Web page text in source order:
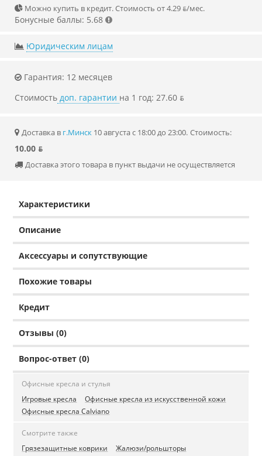
Можно купить в кредит. Стоимость от 4.29 ƃ/мec.
Бонусные баллы: 5.68
Юридическим лицам
Гарантия: 12 месяцев
Стоимость доп. гарантии на 1 год: 27.60 ƃ
Доставка в г.Минск 10 августа с 18:00 до 23:00. Стоимость:
10.00 ƃ
Доставка этого товара в пункт выдачи не осуществляется
Характеристики
Описание
Аксессуары и сопутствующие
Похожие товары
Кредит
Отзывы (0)
Вопрос-ответ (0)
Офисные кресла и стулья
Игровые кресла
Офисные кресла из искусственной кожи
Офисные кресла Calviano
Смотрите также
Грязезащитные коврики
Жалюзи/рольшторы